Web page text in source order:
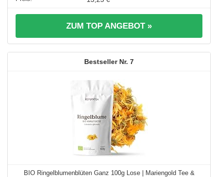
ZUM TOP ANGEBOT »
7
BIO Ringelblumenblüten Ganz 100g Lose | Mariengold Tee &